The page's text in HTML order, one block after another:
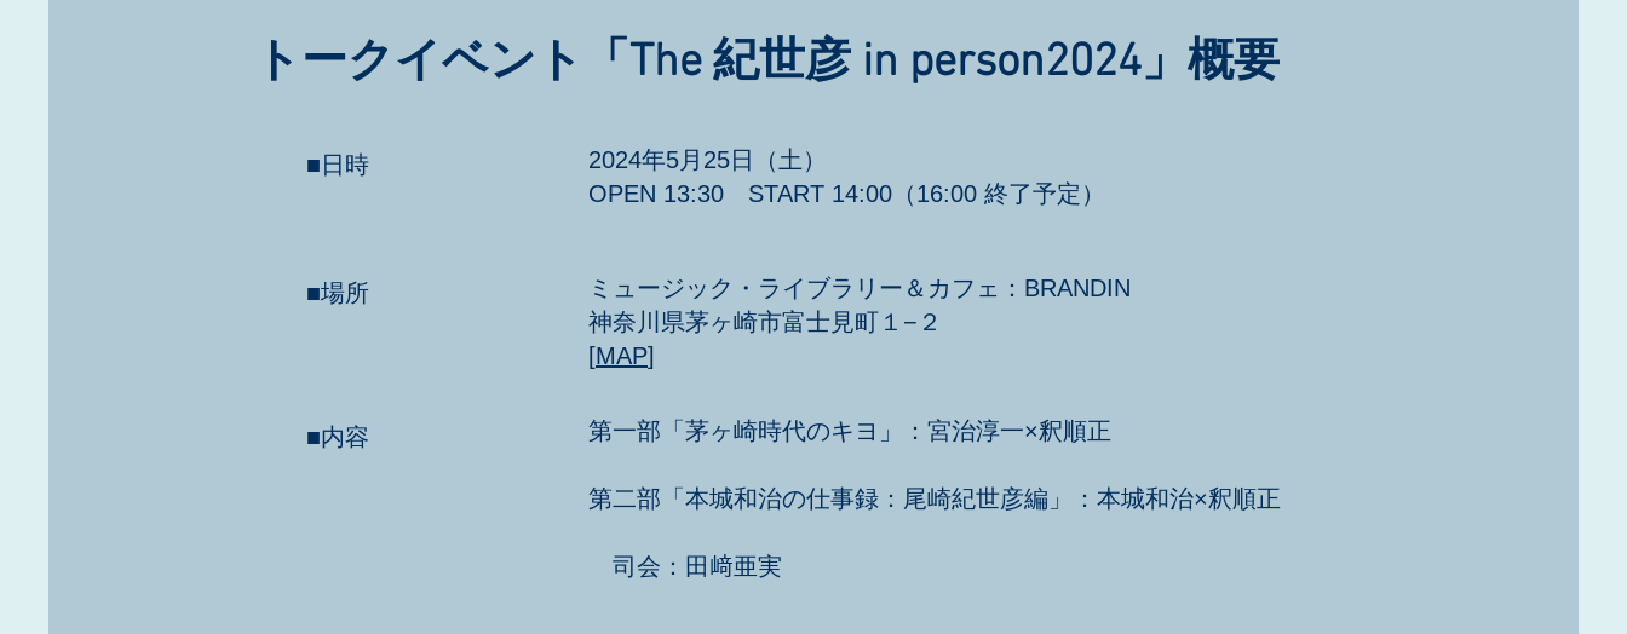
トークイベント「The 紀世彦 in person2024」概要
■日時
2024年5月25日（土）
OPEN 13:30 START 14:00（16:00 終了予定）
■場所
ミュージック・ライブラリー＆カフェ：BRANDIN
神奈川県茅ヶ崎市富士見町１−２
[MAP]
■内容 第一部「茅ヶ崎時代のキヨ」：宮治淳一×釈順正
第二部「本城和治の仕事録：尾崎紀世彦編」：本城和治×釈順正
司会：田﨑亜実